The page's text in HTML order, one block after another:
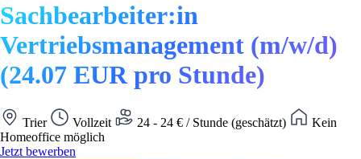
Sachbearbeiter:in
Vertriebsmanagement (m/w/d)
(24.07 EUR pro Stunde)
Trier Vollzeit 24 - 24 € / Stunde (geschätzt)
Kein
Homeoffice möglich
Jetzt bewerben